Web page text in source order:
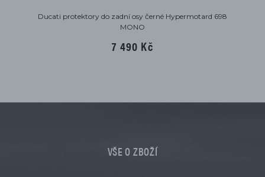
Ducati protektory do zadní osy černé Hypermotard 698
MONO
7 490 Kč
VŠE O ZBOŽÍ